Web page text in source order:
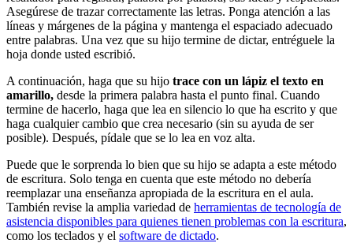
Asegúrese de trazar correctamente las letras. Ponga atención a las
líneas y márgenes de la página y mantenga el espaciado adecuado
entre palabras. Una vez que su hijo termine de dictar, entréguele la
hoja donde usted escribió.
A continuación, haga que su hijo trace con un lápiz el texto en
amarillo, desde la primera palabra hasta el punto final. Cuando
termine de hacerlo, haga que lea en silencio lo que ha escrito y que
haga cualquier cambio que crea necesario (sin su ayuda de ser
posible). Después, pídale que se lo lea en voz alta.
Puede que le sorprenda lo bien que su hijo se adapta a este método
de escritura. Solo tenga en cuenta que este método no debería
reemplazar una enseñanza apropiada de la escritura en el aula.
También revise la amplia variedad de herramientas de tecnología de
asistencia disponibles para quienes tienen problemas con la escritura,
como los teclados y el software de dictado.